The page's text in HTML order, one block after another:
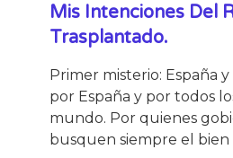
Mis Intenciones Del
Trasplantado.
Primer misterio: España
por España y por todos
mundo. Por quienes
busquen siempre el bien